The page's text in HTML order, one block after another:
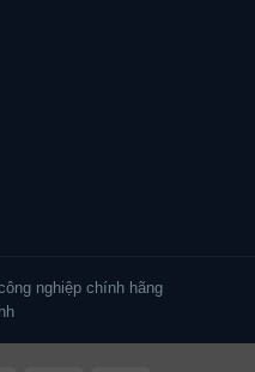
nghiệp chính hãng